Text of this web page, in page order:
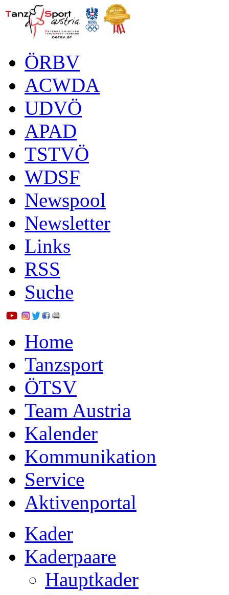
ÖRBV
ACWDA
UDVÖ
APAD
TSTVÖ
WDSF
Newspool
Newsletter
Links
RSS
Suche
Home
Tanzsport
ÖTSV
Team Austria
Kalender
Kommunikation
Service
Aktivenportal
Kader
Kaderpaare
Hauptkader